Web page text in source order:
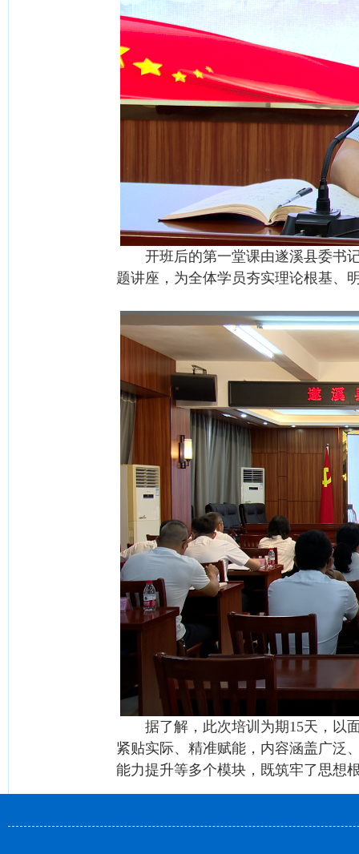
开班后的第一堂课由遂溪县委书记
题讲座，为全体学员夯实理论根基、
据了解，此次培训为期15天，以面
紧贴实际、精准赋能，内容涵盖广泛
能力提升等多个模块，既筑牢了思想